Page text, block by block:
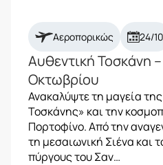
Αεροπορικώς 24/10
Αυθεντική Τοσκάνη
Οκτωβρίου
Ανακαλύψτε τη μαγεία
Τοσκάνης» και την
Πορτοφίνο. Από την
τη μεσαιωνική Σιένα και
πύργους του Σαν…